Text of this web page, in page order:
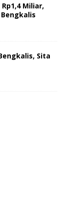
Miliar,
Sita